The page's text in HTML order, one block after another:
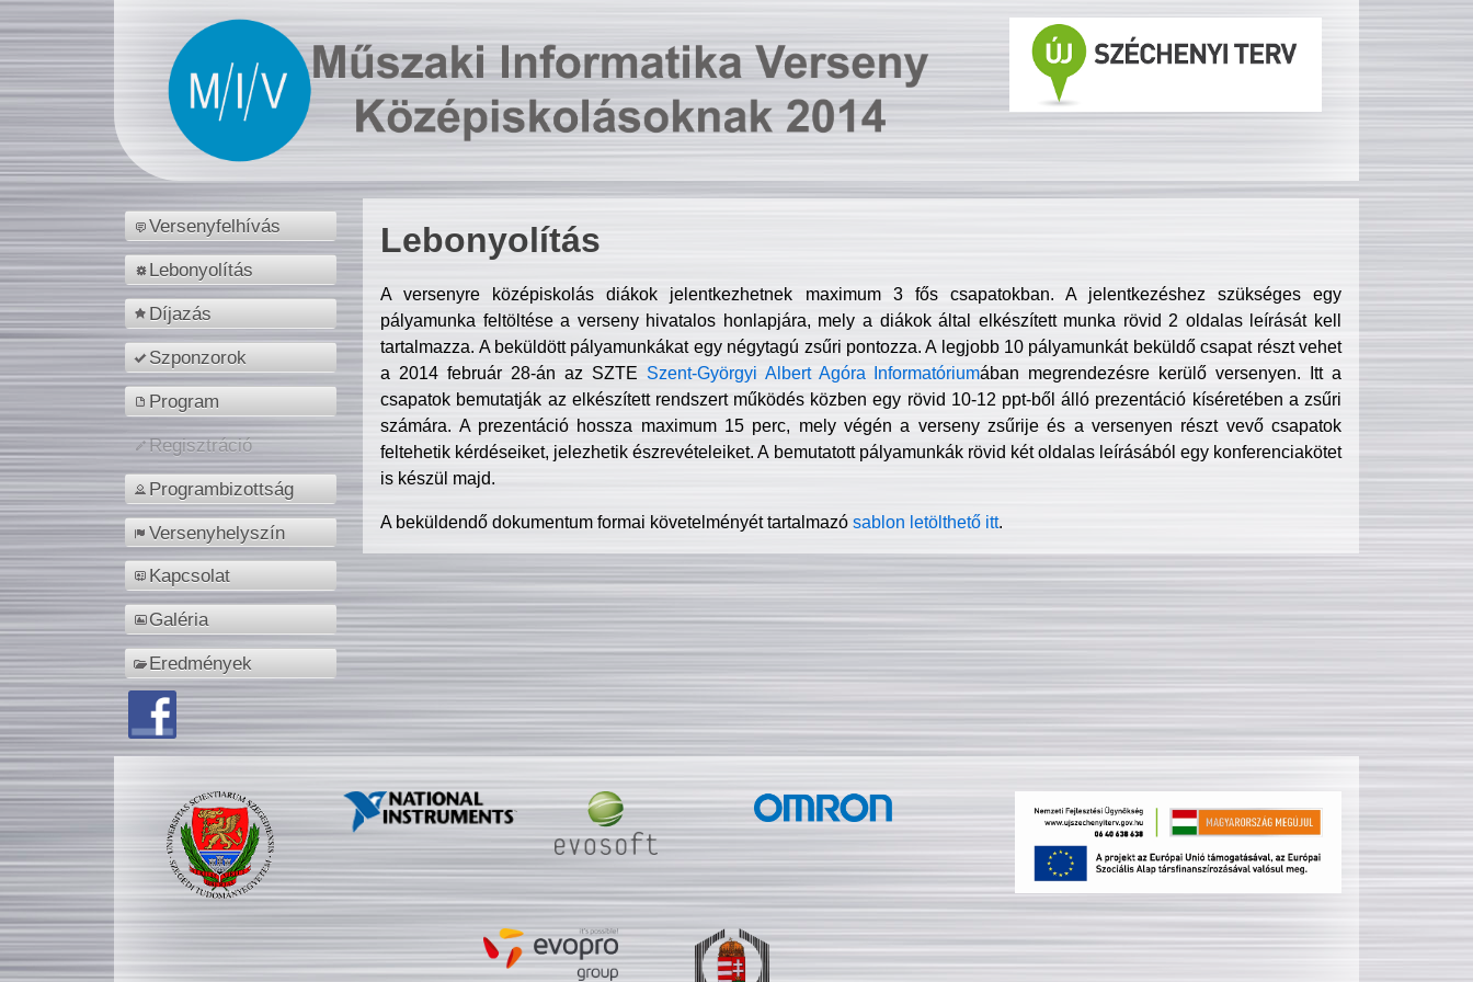
Versenyfelhívás
Lebonyolítás
Díjazás
Szponzorok
Program
Regisztráció
Programbizottság
Versenyhelyszín
Kapcsolat
Galéria
Eredmények
Lebonyolítás
A versenyre középiskolás diákok jelentkezhetnek maximum 3 fős csapatokban. A jelentkezéshez szükséges egy
pályamunka feltöltése a verseny hivatalos honlapjára, mely a diákok által elkészített munka rövid 2 oldalas leírását kell
tartalmazza. A beküldött pályamunkákat egy négytagú zsűri pontozza. A legjobb 10 pályamunkát beküldő csapat részt vehet
a 2014 február 28-án az SZTE Szent-Györgyi Albert Agóra Informatóriumában megrendezésre kerülő versenyen. Itt a
csapatok bemutatják az elkészített rendszert működés közben egy rövid 10-12 ppt-ből álló prezentáció kíséretében a zsűri
számára. A prezentáció hossza maximum 15 perc, mely végén a verseny zsűrije és a versenyen részt vevő csapatok
feltehetik kérdéseiket, jelezhetik észrevételeiket. A bemutatott pályamunkák rövid két oldalas leírásából egy konferenciakötet
is készül majd.
A beküldendő dokumentum formai követelményét tartalmazósablon letölthető itt.